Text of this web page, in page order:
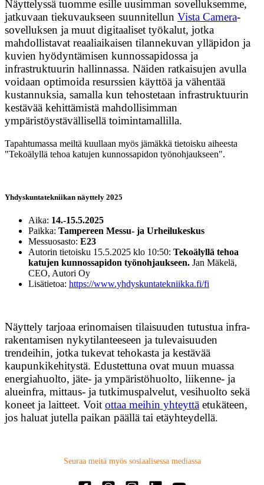
SÄHKÖTEKNINEN TEOLLISUUS
TEIDEN RAKENTAMINEN
TEIDEN KUNNOSSAPITO
TIETOLIIKENNE
VIRANOMAISET
TUOTTEET
FIELD TOOLS
VISTA
TIETOA MEISTÄ
OTA YHTEYTTÄ
HISTORIA
PARTNERIT
REKRY
WHISTLEBLOWING
AJANKOHTAISTA
MENESTYSTARINAT
BLOGI
UUTISET
LINKEDIN
YOUTUBE
FACEBOOK
THREADS
Näyttelyssä tuomme esille uusimman sovelluksemme,
jatkuvaan tiekuvaukseen suunnitellun Vista Camera-
sovelluksen ja muut digitaaliset työkalut, jotka
mahdollistavat reaaliaikaisen tilannekuvan ylläpidon ja
kuvien hyödyntämisen kunnossapidossa ja
infrastruktuurin hallinnassa. Näiden ratkaisujen avulla
voidaan optimoida resurssien käyttöä ja vähentää
kustannuksia, samalla kun tehostetaan infrastruktuurin
kestävää kehittämistä mahdollisimman
ympäristöystävällisellä toimintamallilla.
Tapahtumassa meiltä kuullaan myös jämäkkä tietoisku aiheesta
"Tekoälyllä tehoa katujen kunnossapidon työnohjaukseen".
Yhdyskuntatekniikan näyttely 2025
Aika: 14.-15.5.2025
Paikka: Tampereen Messu- ja Urheilukeskus
Messuosasto: E23
Autorin tietoisku 15.5.2025 klo 10:50: Tekoälyllä tehoa
katujen kunnossapidon työnohjaukseen. Jan Mäkelä,
CEO, Autori Oy
Lisätietoa: https://www.yhdyskuntatekniikka.fi/fi
Näyttely tarjoaa erinomaisen tilaisuuden tutustua infra-
rakentamisen nykytilanteeseen ja tulevaisuuden
trendeihin, jotka tukevat tehokasta ja kestävää
kaupunkikehitystä. Edustettuna ovat muun muassa
energiahuolto, jäte- ja ympäristöhuolto, liikenne- ja
alueinfra, mittaus- ja tutkimuspalvelut, vesihuolto sekä
koneet ja laitteet. Voit ottaa meihin yhteyttä etukäteen,
jos haluat jutella paikan päällä tai etäyhteydellä.
Seuraa meitä myös sosiaalisessa mediassa